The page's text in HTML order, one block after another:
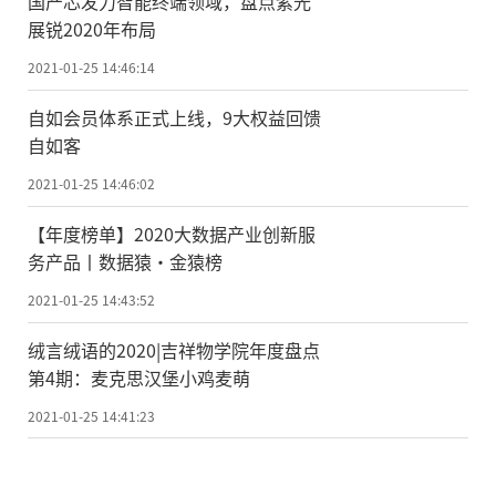
展锐2020年布局
2021-01-25 14:46:14
自如会员体系正式上线，9大权益回馈
自如客
2021-01-25 14:46:02
【年度榜单】2020大数据产业创新服
务产品丨数据猿·金猿榜
2021-01-25 14:43:52
绒言绒语的2020|吉祥物学院年度盘点
第4期：麦克思汉堡小鸡麦萌
2021-01-25 14:41:23